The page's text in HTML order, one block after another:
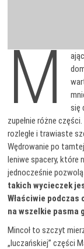
M
się
zupełnie różne
rozległe i trawiaste
Wędrowanie po
leniwe spacery, które
jednocześnie
takich wycieczek
Właściwie podczas
na wszelkie pasma
Mincoł to szczyt
„luczańskiej” części